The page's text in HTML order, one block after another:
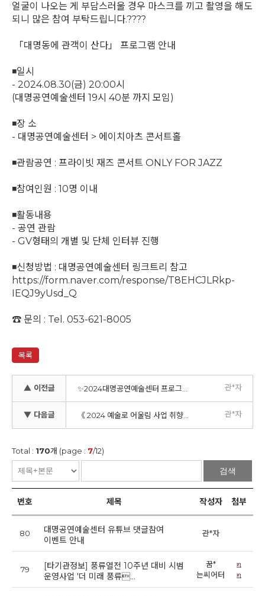
얼굴이 나오는 게 부담스러울 경우 마스크를 끼고 촬영을 해도
되니 많은 참여 부탁드립니다.????
「대명동에 관객이 산다」 프로그램 안내
◾일시
- 2024.08.30(금) 20:00시
(대명공연예술센터 19시 40분 까지 모임)
◾장 소
- 대명공연예술센터 > 에이치아츠 콘서트홀
◾관람공연 : 프라이빗 재즈 콘서트 ONLY FOR JAZZ
◾참여인원 : 10명 이내
◾활동내용
- 공연 관람
- GV형태의 개별 및 단체 인터뷰 진행
◾신청방법 : 대명공연예술센터 링크트리 참고
https://form.naver.com/response/T8EHCJLRkp-
IEQJ9yUsd_Q
☎ 문의 : Tel. 053-621-8005
목록
▲ 이전글 관*자
▼ 다음글 관*자
Total : 170개 (page : 7/12)
검색
번호 제목 작성자 첨부
80
대명공연예술센터 유튜브 댓글참여
이벤트 안내
관*자
79
[타기관정보] 풍류열전 10주년 대비 시범
운영사업 '더 미래 풍류…
꿈*
는씨어터